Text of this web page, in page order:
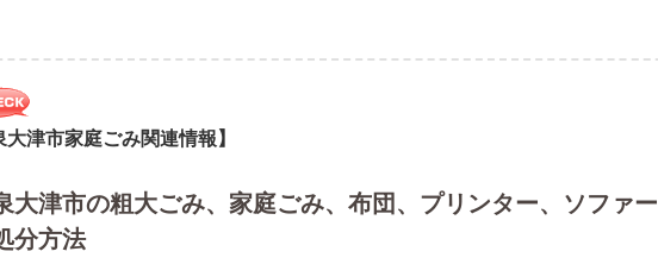
大津市家庭ごみ関連情報】
大津市の粗大ごみ、家庭ごみ、布団、プリンター、ソファー
分方法